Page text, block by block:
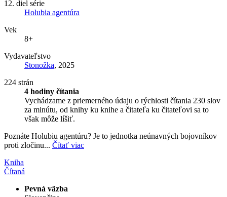
12. diel série
Holubia agentúra
Vek
8+
Vydavateľstvo
Stonožka, 2025
224 strán
4 hodiny čítania
Vychádzame z priemerného údaju o rýchlosti čítania 230 slov
za minútu, od knihy ku knihe a čitateľa ku čitateľovi sa to
však môže líšiť.
Poznáte Holubiu agentúru? Je to jednotka neúnavných bojovníkov
proti zločinu... Čítať viac
Kniha
Čítaná
Pevná väzba